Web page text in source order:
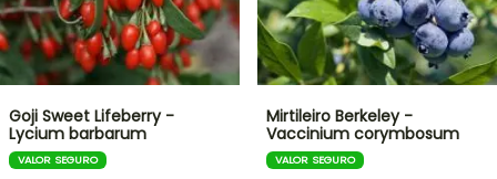
Goji Sweet Lifeberry -
Lycium barbarum
VALOR SEGURO
Mirtileiro Berkeley -
Vaccinium corymbosum
VALOR SEGURO